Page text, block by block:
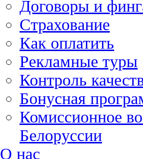
Договоры и
Страхование
Как оплатить
Рекламные туры
Контроль
Бонусная
Комиссионное
Белоруссии
О нас